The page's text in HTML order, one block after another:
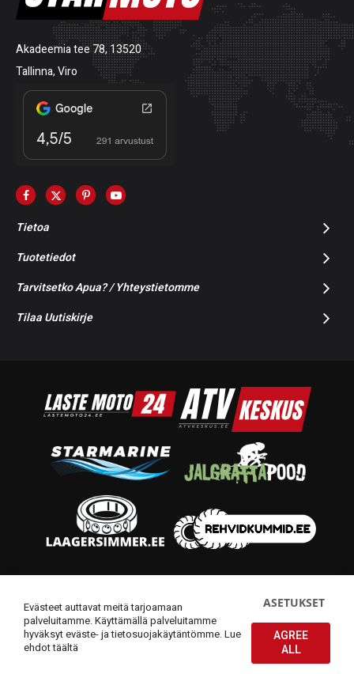
Akadeemia tee 78, 13520
Tallinna, Viro
Tietoa
Tuotetiedot
Tarvitsetko Apua? / Yhteystietomme
Tilaa Uutiskirje
Evästeet auttavat meitä tarjoamaan
palveluitamme. Käyttämällä palveluitamme
hyväksyt eväste- ja tietosuojakäytäntömme.Lue
ehdot täältä
ASETUKSET
AGREE
ALL